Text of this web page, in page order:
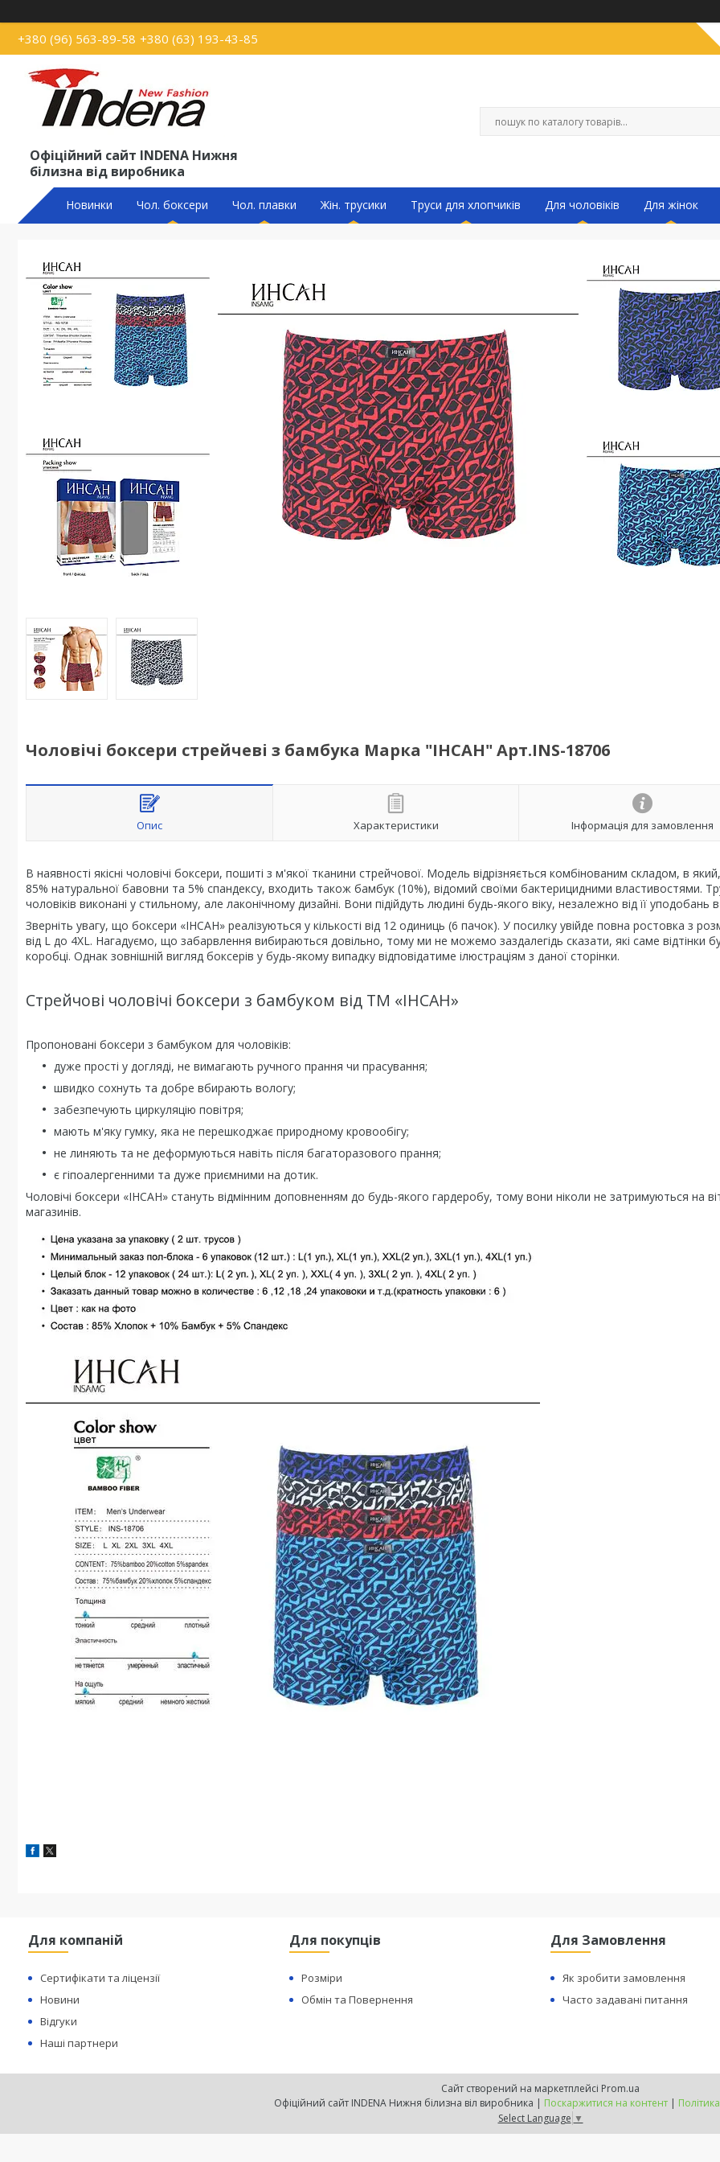
+380 (96) 563-89-58 +380 (63) 193-43-85
Офіційний сайт INDENA Нижня
білизна від виробника
Новинки Чол. боксери Чол. плавки Жін. трусики Труси для хлопчиків Для чоловіків Для жінок
Чоловічі боксери стрейчеві з бамбука Марка "ІНСАН" Арт.INS-18706
Опис Характеристики Інформація для замовлення
В наявності якісні чоловічі боксери, пошиті з м'якої тканини стрейчової. Модель відрізняється комбінованим складом, в
85% натуральної бавовни та 5% спандексу, входить також бамбук (10%), відомий своїми бактерицидними властивостями.
чоловіків виконані у стильному, але лаконічному дизайні. Вони підійдуть людині будь-якого віку, незалежно від її уподобань в
Зверніть увагу, що боксери «ІНСАН» реалізуються у кількості від 12 одиниць (6 пачок). У посилку увійде повна ростовка з
від L до 4XL. Нагадуємо, що забарвлення вибираються довільно, тому ми не можемо заздалегідь сказати, які саме відтінки
коробці. Однак зовнішній вигляд боксерів у будь-якому випадку відповідатиме ілюстраціям з даної сторінки.
Стрейчові чоловічі боксери з бамбуком від ТМ «ІНСАН»
Пропоновані боксери з бамбуком для чоловіків:
дуже прості у догляді, не вимагають ручного прання чи прасування;
швидко сохнуть та добре вбирають вологу;
забезпечують циркуляцію повітря;
мають м'яку гумку, яка не перешкоджає природному кровообігу;
не линяють та не деформуються навіть після багаторазового прання;
є гіпоалергенними та дуже приємними на дотик.
Чоловічі боксери «ІНСАН» стануть відмінним доповненням до будь-якого гардеробу, тому вони ніколи не затримуються на
магазинів.
Для компаній
Сертифікати та ліцензії
Новини
Відгуки
Наші партнери
Для покупців
Розміри
Обмін та Повернення
Для Замовлення
Як зробити замовлення
Часто задавані питання
Сайт створений на маркетплейсі Prom.ua
Офіційний сайт INDENA Нижня білизна віл виробника | Поскаржитися на контент |
Select Language ▼